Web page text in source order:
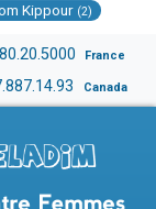
Kippour (2)
France
Canada